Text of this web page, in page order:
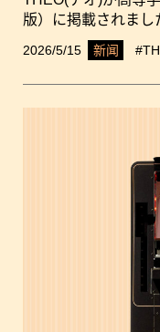
版）に掲載されまし
2026/5/15 新闻